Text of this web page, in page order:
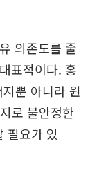
의존도를 줄
표적이다. 홍
뿐 아니라 원
로 불안정한
필요가 있